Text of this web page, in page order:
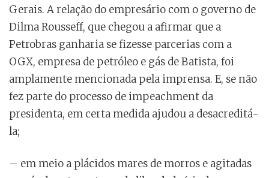
Gerais. A relação do empresário com o governo de
Dilma Rousseff, que chegou a afirmar que a
Petrobras ganharia se fizesse parcerias com a
OGX, empresa de petróleo e gás de Batista, foi
amplamente mencionada pela imprensa. E, se não
fez parte do processo de impeachment da
presidenta, em certa medida ajudou a desacreditá-
la;
– em meio a plácidos mares de morros e agitadas